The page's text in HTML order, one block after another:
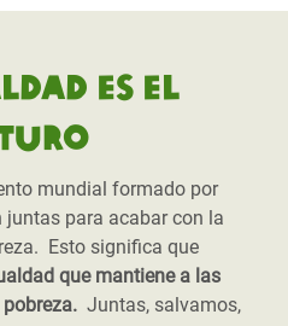
es el
mundial formado por
juntas para acabar con la
Esto significa que
que mantiene a las
Juntas, salvamos,